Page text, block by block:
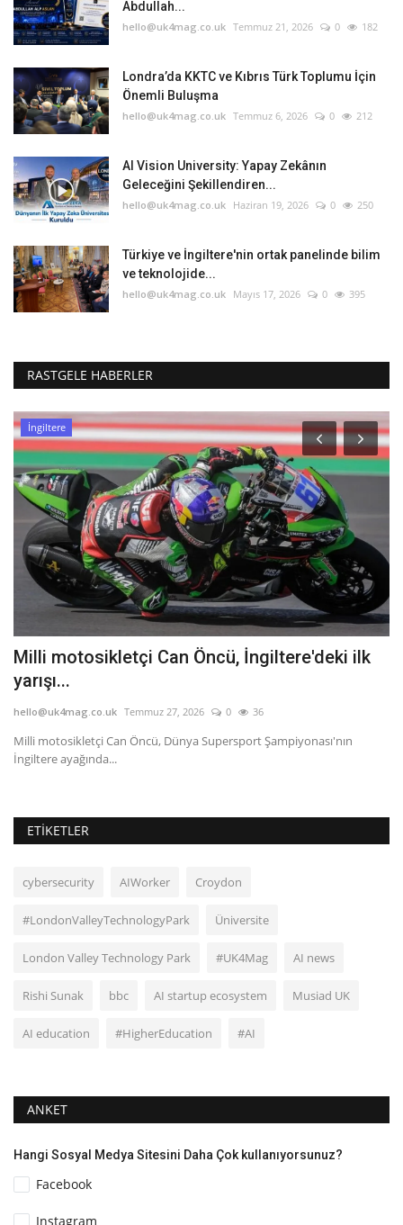
Abdullah...
hello@uk4mag.co.uk Temmuz 21, 2026 0 182
Londra’da KKTC ve Kıbrıs Türk Toplumu İçin
Önemli Buluşma
hello@uk4mag.co.uk Temmuz 6, 2026 0 212
AI Vision University: Yapay Zekânın
Geleceğini Şekillendiren...
hello@uk4mag.co.uk Haziran 19, 2026 0 250
Türkiye ve İngiltere'nin ortak panelinde bilim
ve teknolojide...
hello@uk4mag.co.uk Mayıs 17, 2026 0 395
RASTGELE HABERLER
İngiltere
Milli motosikletçi Can Öncü, İngiltere'deki ilk
yarışı...
hello@uk4mag.co.uk Temmuz 27, 2026 0 36
Milli motosikletçi Can Öncü, Dünya Supersport Şampiyonası'nın
İngiltere ayağında...
ETIKETLER
cybersecurity AIWorker Croydon
#LondonValleyTechnologyPark Üniversite
London Valley Technology Park #UK4Mag AI news
Rishi Sunak bbc AI startup ecosystem Musiad UK
AI education #HigherEducation #AI
ANKET
Hangi Sosyal Medya Sitesini Daha Çok kullanıyorsunuz?
Facebook
Instagram